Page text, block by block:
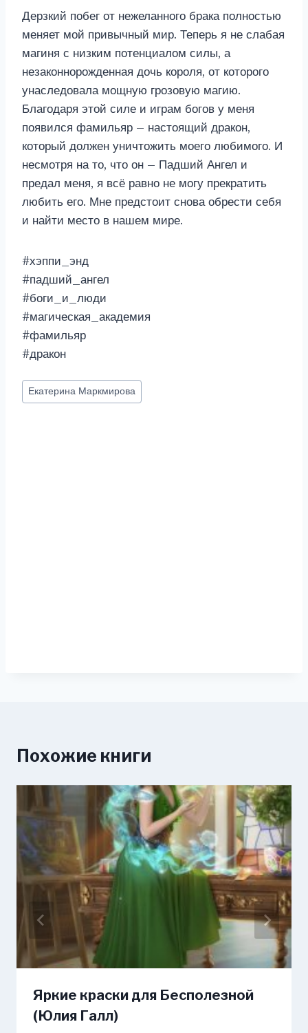
Дерзкий побег от нежеланного брака полностью
меняет мой привычный мир. Теперь я не слабая
магиня с низким потенциалом силы, а
незаконнорожденная дочь короля, от которого
унаследовала мощную грозовую магию.
Благодаря этой силе и играм богов у меня
появился фамильяр – настоящий дракон,
который должен уничтожить моего любимого. И
несмотря на то, что он – Падший Ангел и
предал меня, я всё равно не могу прекратить
любить его. Мне предстоит снова обрести себя
и найти место в нашем мире.
#хэппи_энд
#падший_ангел
#боги_и_люди
#магическая_академия
#фамильяр
#дракон
Метки
записи:
Екатерина Маркмирова
Похожие книги
Яркие краски для Бесполезной
(Юлия Галл)